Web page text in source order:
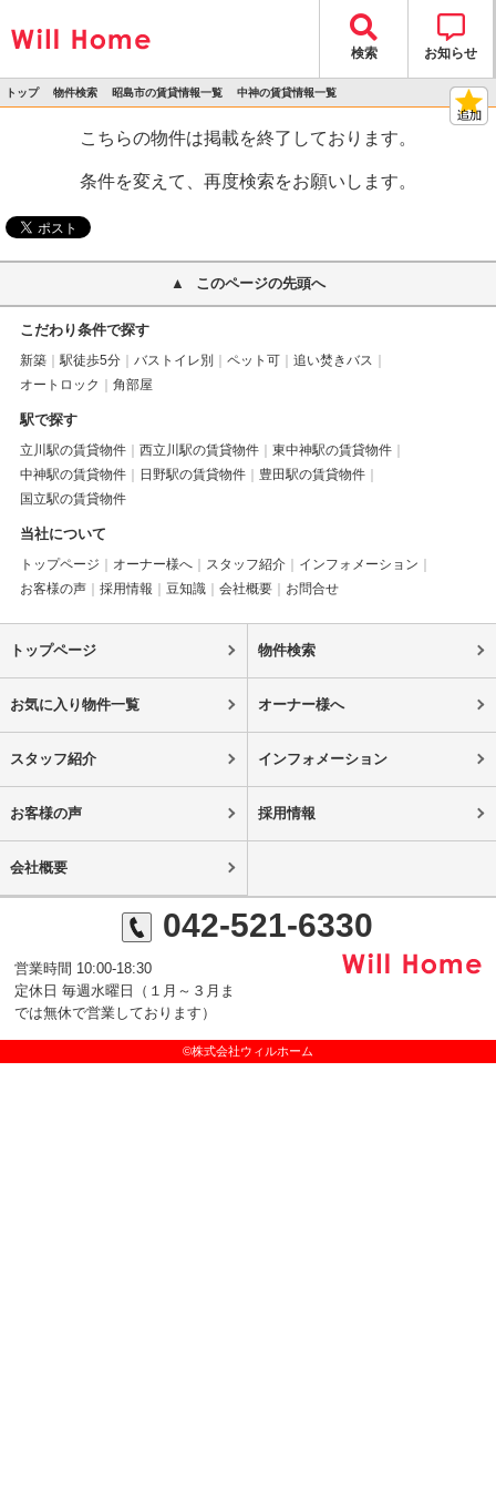
検索 お知らせ
トップ 物件検索 昭島市の賃貸情報一覧 中神の賃貸情報一覧
こちらの物件は掲載を終了しております。
条件を変えて、再度検索をお願いします。
このページの先頭へ
こだわり条件で探す
新築 駅徒歩5分 バストイレ別 ペット可
追い焚きバス
オートロック
角部屋
駅で探す
立川駅の賃貸物件 西立川駅の賃貸物件
東中神駅の賃貸物件
中神駅の賃貸物件
日野駅の賃貸物件
豊田駅の賃貸物件
国立駅の賃貸物件
当社について
トップページ オーナー様へ スタッフ紹介
インフォメーション
お客様の声
採用情報 豆知識 会社概要 お問合せ
トップページ 物件検索
お気に入り物件一覧 オーナー様へ
スタッフ紹介 インフォメーション
お客様の声 採用情報
会社概要
042-521-6330
営業時間 10:00-18:30
定休日 毎週水曜日（１月～３月ま
では無休で営業しております）
©株式会社ウィルホーム